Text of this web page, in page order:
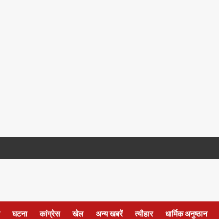
घटना कांग्रेस खेल अन्य खबरें त्यौहार धार्मिक अनुष्ठान